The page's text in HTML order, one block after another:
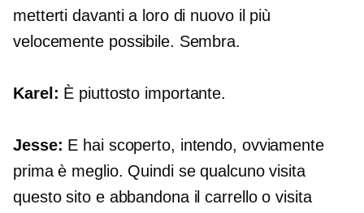
metterti davanti a loro di nuovo il più
velocemente possibile. Sembra.
Karel: È piuttosto importante.
Jesse: E hai scoperto, intendo, ovviamente
prima è meglio. Quindi se qualcuno visita
questo sito e abbandona il carrello o visita